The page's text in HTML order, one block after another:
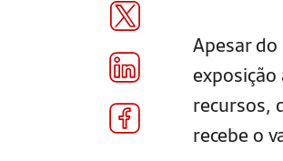
Apesar
recursos,
recebe o